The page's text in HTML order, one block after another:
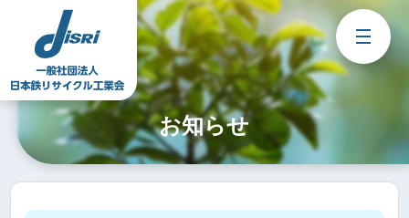
content
お知らせ